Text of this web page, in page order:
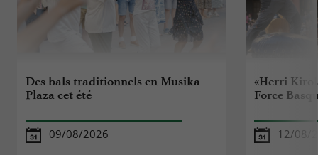
Des bals traditionnels en Musika
Plaza cet été
09/08/2026
«Herri
Force
12/08/